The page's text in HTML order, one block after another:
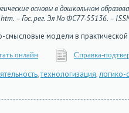
основы в дошкольном
– Гос. рег. Эл No ФС77-55136. –
модели в
онлайн Справка-
,технологизация,